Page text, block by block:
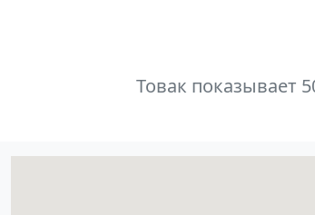
Товак показывает